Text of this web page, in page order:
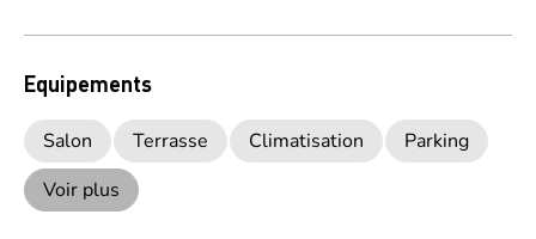
Equipements
Salon Terrasse Climatisation
Parking
Voir plus